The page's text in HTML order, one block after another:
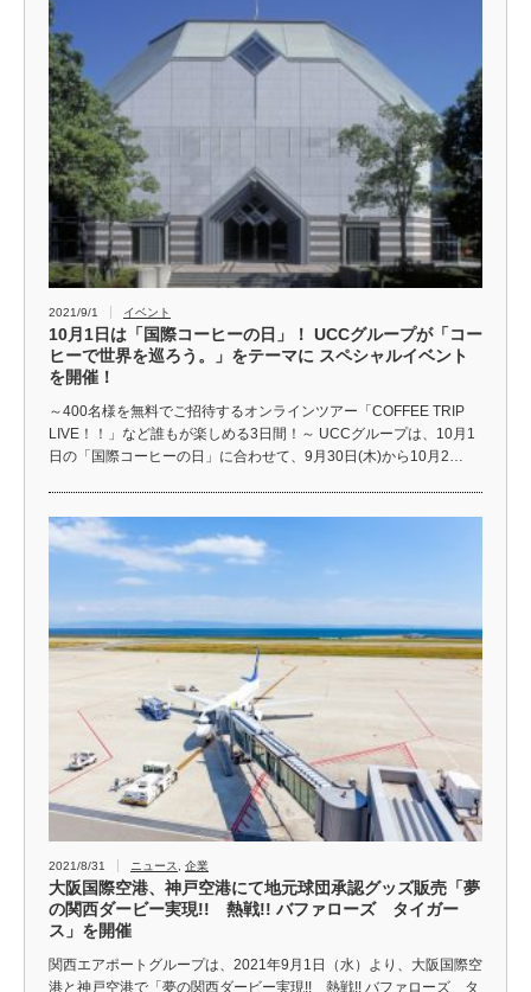
2021/9/1 イベント
10月1日は「国際コーヒーの日」！ UCCグループが「コー
ヒーで世界を巡ろう。」をテーマに スペシャルイベント
を開催！
～400名様を無料でご招待するオンラインツアー「COFFEE TRIP
LIVE！！」など誰もが楽しめる3日間！～ UCCグループは、10月1
日の「国際コーヒーの日」に合わせて、9月30日(木)から10月2…
2021/8/31 ニュース, 企業
大阪国際空港、神戸空港にて地元球団承認グッズ販売「夢
の関西ダービー実現!! 熱戦!! バファローズ タイガー
ス」を開催
関西エアポートグループは、2021年9月1日（水）より、大阪国際空
港と神戸空港で「夢の関西ダービー実現!! 熱戦!! バファローズ タ